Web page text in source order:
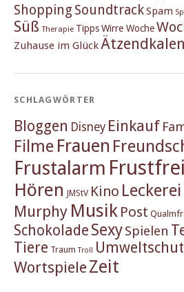
Shopping SoundtrackSpam
Süß Therapie TippsWirre Woche
Zuhause im Glück
SCHLAGWÖRTER
Bloggen Disney Einkauf
Filme Frauen
Frustalarm
Hören JMStV Kino Leckerei
Murphy Musik Post
Schokolade SexySpielen
Tiere Traum Troll
Wortspiele Zeit